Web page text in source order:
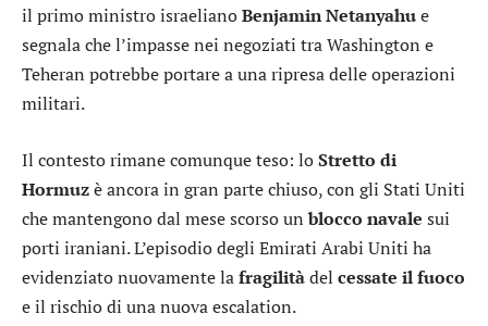
il primo ministro israelianoBenjamin Netanyahue
segnala che l’impasse nei negoziati tra Washington e
Teheran potrebbe portare a una ripresa delle operazioni
militari.
Il contesto rimane comunque teso: loStretto di
Hormuzè ancora in gran parte chiuso, con gli Stati Uniti
che mantengono dal mese scorso unblocco navale sui
porti iraniani. L’episodio degli Emirati Arabi Uniti ha
evidenziato nuovamente lafragilitàdel cessate il fuoco
e il rischio di una nuova escalation.